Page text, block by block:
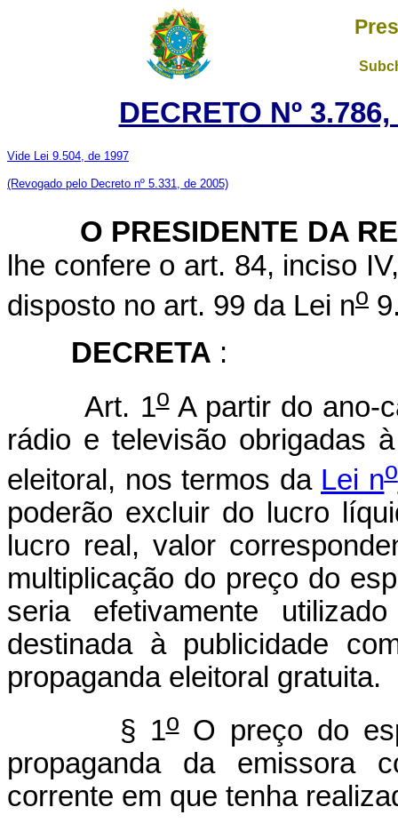
DECRETO Nº
Vide Lei 9.504, de 1997
(Revogado pelo Decreto nº 5.331, de 2005)
O PRESIDENTE DA
lhe confere o art. 84, inciso
disposto no art. 99 da Lei no
DECRETA :
Art. 1oA partir do ano-
rádio e televisão obrigadas
eleitoral, nos termos da Lei no
poderão excluir do lucro
lucro real, valor
multiplicação do preço do
seria efetivamente
destinada à publicidade
propaganda eleitoral gratuita.
§ 1oO preço do
propaganda da emissora
corrente em que tenha